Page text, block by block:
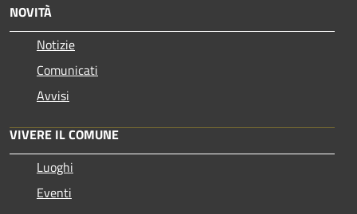
NOVITÀ
Notizie
Comunicati
Avvisi
VIVERE IL COMUNE
Luoghi
Eventi